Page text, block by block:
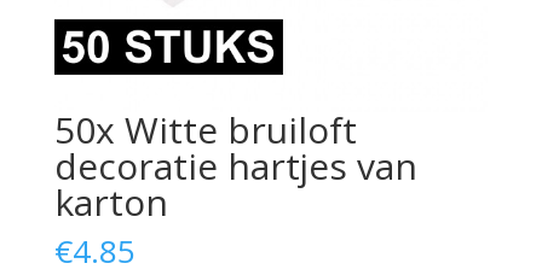
50x Witte bruiloft
decoratie hartjes van
karton
€4.85